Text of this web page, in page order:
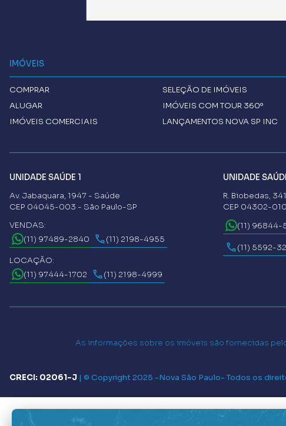
IMÓVEIS
COMPRAR
ALUGAR
IMÓVEIS COMERCIAIS
SELEÇÃO DE IMÓVEIS
IMÓVEIS COM TOUR 360º
LANÇAMENTOS NOVA SP INC
UNIDADE SAÚDE 1
Av. Jabaquara, 1947 - Saúde
CEP 04045-003 - São Paulo-SP
VENDAS:
(11) 97489-2840
(11) 2198-4955
LOCAÇÃO:
(11) 97444-1702
(11) 2198-4999
UNIDADE
R. Biobedas,
CEP 04302-
(11) 96844-
(11) 5592-
As informações sobre os imóveis são fornecidas
CRECI: 02061-J | © Copyright 2025 -Nova São Paulo- Todos os